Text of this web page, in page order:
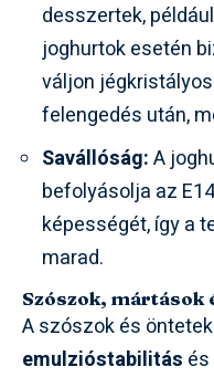
desszertek,
joghurtok esetén
váljon
felengedés után,
Savállóság:A
befolyásolja az
képességét, így a
marad.
Szószok, mártások
A szószok és
emulzióstabilitás és